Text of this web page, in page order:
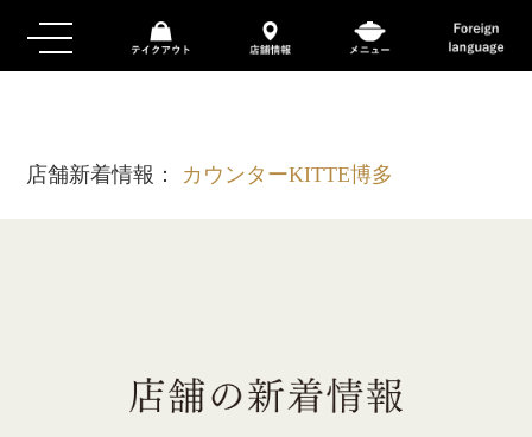
店舗新着情報： カウンターKITTE博多